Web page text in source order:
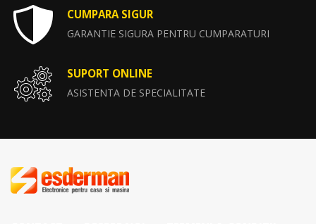
CUMPARA SIGUR
GARANTIE SIGURA PENTRU CUMPARATURI
SUPORT ONLINE
ASISTENTA DE SPECIALITATE